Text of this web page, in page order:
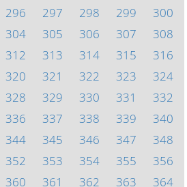
296 297 298 299
300
304 305 306 307
308
312 313 314 315
316
320 321 322 323
324
328 329 330 331
332
336 337 338 339
340
344 345 346 347
348
352 353 354 355
356
360 361 362 363 364